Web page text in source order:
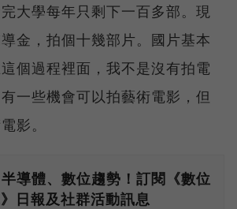
大學每年只剩下一百多部。現
金，拍個十幾部片。國片基本
個過程裡面，我不是沒有拍電
一些機會可以拍藝術電影，但
影。
導體、數位趨勢！訂閱《數位
日報及社群活動訊息